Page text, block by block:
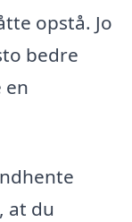
opstå. Jo
bedre
at du